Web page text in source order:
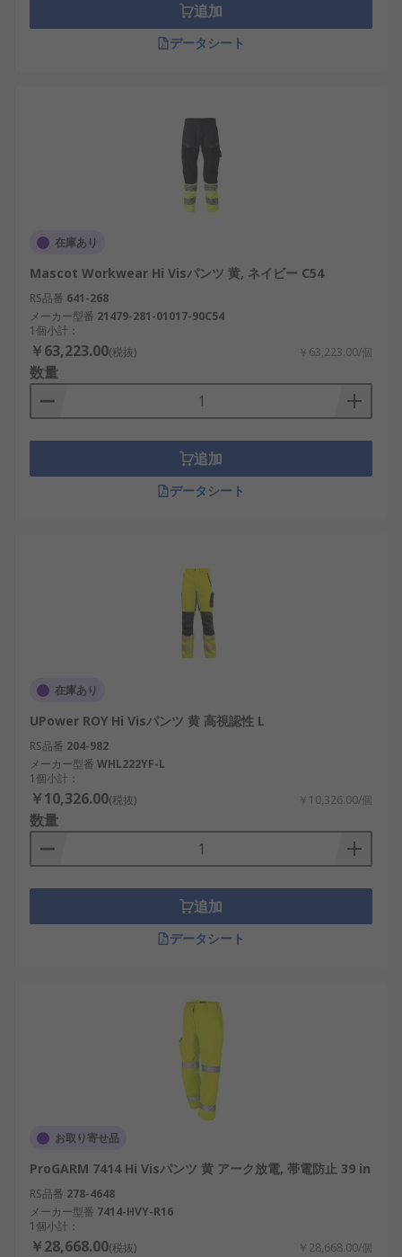
顧客満足度をビジネスの最前線に置く 当社は、
1936年に設立され、お客様にPPE作業服をお届けす
るための比類のない専門知識を備えています。ま
の製品の品質と優れたカスタマーサービスは、お客
追加
データシート
在庫あり
Mascot Workwear Hi Visパンツ 黄, ネイビー C54
RS品番 641-268
メーカー型番 21479-281-01017-90C54
1個小計：
￥63,223.00(税抜) ￥63,223.00/個
数量
追加
データシート
在庫あり
UPower ROY Hi Visパンツ 黄 高視認性 L
RS品番 204-982
メーカー型番 WHL222YF-L
1個小計：
￥10,326.00(税抜) ￥10,326.00/個
数量
追加
データシート
お取り寄せ品
ProGARM 7414 Hi Visパンツ 黄 アーク放電, 帯電防止 39 in
RS品番 278-4648
メーカー型番 7414-HVY-R16
1個小計：
￥28,668.00(税抜) ￥28,668.00/個